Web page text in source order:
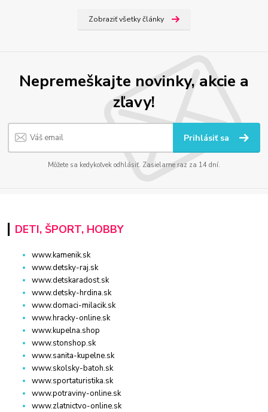
Zobraziť všetky články
Nepremeškajte novinky, akcie a
zľavy!
Prihlásiť sa
Môžete sa kedykoľvek odhlásiť. Zasielame raz za 14 dní.
DETI, ŠPORT, HOBBY
www.kamenik.sk
www.detsky-raj.sk
www.detskaradost.sk
www.detsky-hrdina.sk
www.domaci-milacik.sk
www.hracky-online.sk
www.kupelna.shop
www.stonshop.sk
www.sanita-kupelne.sk
www.skolsky-batoh.sk
www.sportaturistika.sk
www.potraviny-online.sk
www.zlatnictvo-online.sk